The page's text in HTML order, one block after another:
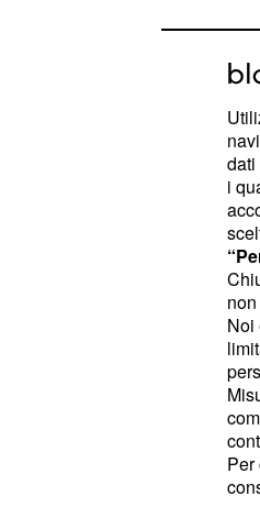
Rosi),
Marra.
dati
i
Noi